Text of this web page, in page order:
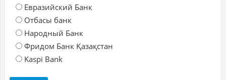
Евразийский Банк
Отбасы банк
Народный Банк
Фридом Банк Қазақстан
Kaspi Bank